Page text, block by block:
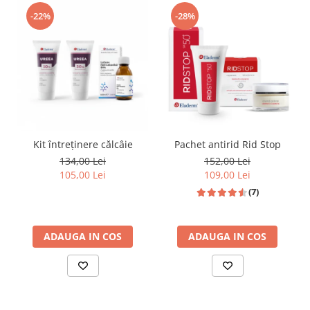
și Factor de Hidratare
Ser cu Acid Azelaic și 3 greutăți moleculare de Acid
Hialuronic
Cremă cu 5% Niacinamidă și 5% complex lipozomal de
Acid Azelaic
Gelul de curățare cu Acid Hialuronic, Alantoină și
deshidratat curăță tenul în profunzime, eliminând impuritățile
și excesul de sebum, reîmprospătându-l. Acesta are rol
hidratant datorită celor 3 ingrediente de bază care asigură și
buna funcționare a barierei de protecție, extrem de importantă
-22%
Kit întreținere călcâie
134,00 Lei
105,00 Lei
ADAUGA IN COS
-28%
Pachet antirid Rid Stop
152,00 Lei
109,00 Lei
(7)
ADAUGA IN COS